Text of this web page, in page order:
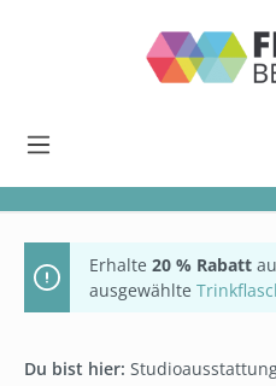
Erhalte 20 % Rabatt
ausgewählte
Du bist hier: